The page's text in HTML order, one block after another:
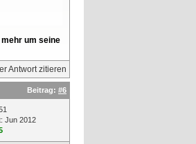
um seine
Beitrag: #6
Jun 2012